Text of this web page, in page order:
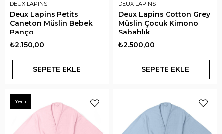
DEUX LAPINS
Deux Lapins Petits
Caneton Müslin Bebek
Panço
₺2.150,00
SEPETE EKLE
DEUX LAPINS
Deux Lapins Cotton Grey
Müslin Çocuk Kimono
Sabahlık
₺2.500,00
SEPETE EKLE
Yeni